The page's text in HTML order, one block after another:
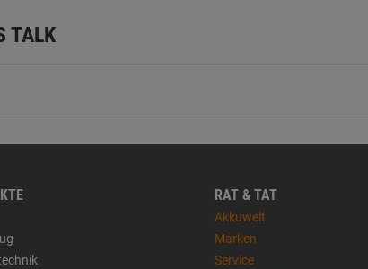
TALK
RAT & TAT
Akkuwelt
Marken
Service